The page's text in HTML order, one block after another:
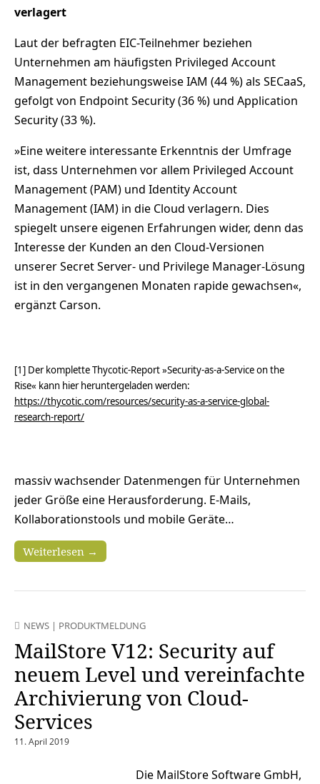
verlagert
Laut der befragten EIC-Teilnehmer beziehen
Unternehmen am häufigsten Privileged Account
Management beziehungsweise IAM (44 %) als SECaaS,
gefolgt von Endpoint Security (36 %) und Application
Security (33 %).
»Eine weitere interessante Erkenntnis der Umfrage
ist, dass Unternehmen vor allem Privileged Account
Management (PAM) und Identity Account
Management (IAM) in die Cloud verlagern. Dies
spiegelt unsere eigenen Erfahrungen wider, denn das
Interesse der Kunden an den Cloud-Versionen
unserer Secret Server- und Privilege Manager-Lösung
ist in den vergangenen Monaten rapide gewachsen«,
ergänzt Carson.
[1] Der komplette Thycotic-Report »Security-as-a-Service on the
Rise« kann hier heruntergeladen werden:
https://thycotic.com/resources/security-as-a-service-global-
research-report/
massiv wachsender Datenmengen für Unternehmen
jeder Größe eine Herausforderung. E-Mails,
Kollaborationstools und mobile Geräte…
Weiterlesen →
NEWS | PRODUKTMELDUNG
MailStore V12: Security auf
neuem Level und vereinfachte
Archivierung von Cloud-
Services
11. April 2019
Die MailStore Software GmbH,